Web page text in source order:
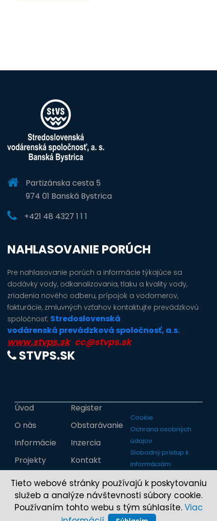
Partizánska cesta 5
974 01 Banská Bystrica
+421 48 4327 1 1 1
NAHLASOVANIE PORÚCH
Pre nahlasovanie porúch a informácie týkajúce sa
dodávky vody, odkanalizovania, tlaku a kvality vody,
zriadenia nového odberu, prípojok a vodomerov,
fakturácie, zmluvných vzťahov kontaktujte prevádzkovú
spoločnosť: Stredoslovenská
vodárenská prevádzková spoločnosť, a.s.
www.stvps.sk cc@stvps.sk
STVPS.SK
Úvod
O nás
Informácie
Projekty
Register
Obstarávanie
Inzercia
Kontakt
Cookie
Ochrana osobných
údajov
Slobodný prístup k
informáciám
Tieto webové stránky používajú k poskytovaniu
služeb a analýze návštevnosti súbory cookie.
Používaním tohto webu s tým súhlasíte. Viac